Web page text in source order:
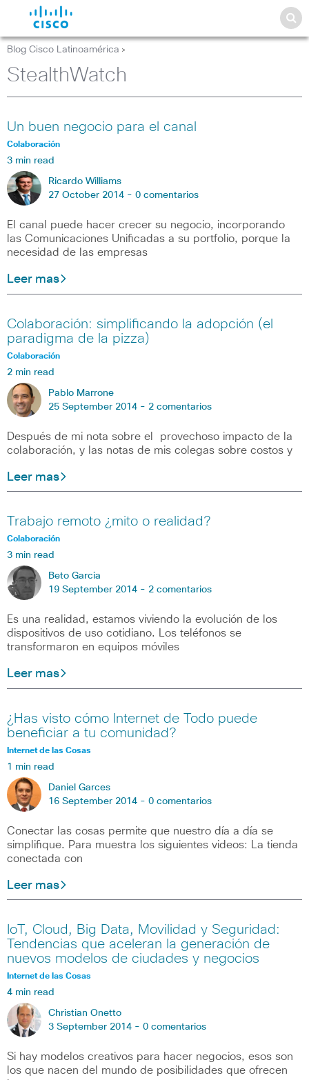
Blog Cisco Latinoamérica >
StealthWatch
Un buen negocio para el canal
Colaboración
3 min read
Ricardo Williams
27 October 2014 - 0 comentarios
El canal puede hacer crecer su negocio, incorporando
las Comunicaciones Unificadas a su portfolio, porque la
necesidad de las empresas
Leer mas
Colaboración: simplificando la adopción (el
paradigma de la pizza)
Colaboración
2 min read
Pablo Marrone
25 September 2014 - 2 comentarios
Después de mi nota sobre el provechoso impacto de la
colaboración, y las notas de mis colegas sobre costos y
Leer mas
Trabajo remoto ¿mito o realidad?
Colaboración
3 min read
Beto Garcia
19 September 2014 - 2 comentarios
Es una realidad, estamos viviendo la evolución de los
dispositivos de uso cotidiano. Los teléfonos se
transformaron en equipos móviles
Leer mas
¿Has visto cómo Internet de Todo puede
beneficiar a tu comunidad?
Internet de las Cosas
1 min read
Daniel Garces
16 September 2014 - 0 comentarios
Conectar las cosas permite que nuestro día a día se
simplifique. Para muestra los siguientes videos: La tienda
conectada con
Leer mas
IoT, Cloud, Big Data, Movilidad y Seguridad:
Tendencias que aceleran la generación de
nuevos modelos de ciudades y negocios
Internet de las Cosas
4 min read
Christian Onetto
3 September 2014 - 0 comentarios
Si hay modelos creativos para hacer negocios, esos son
los que nacen del mundo de posibilidades que ofrecen